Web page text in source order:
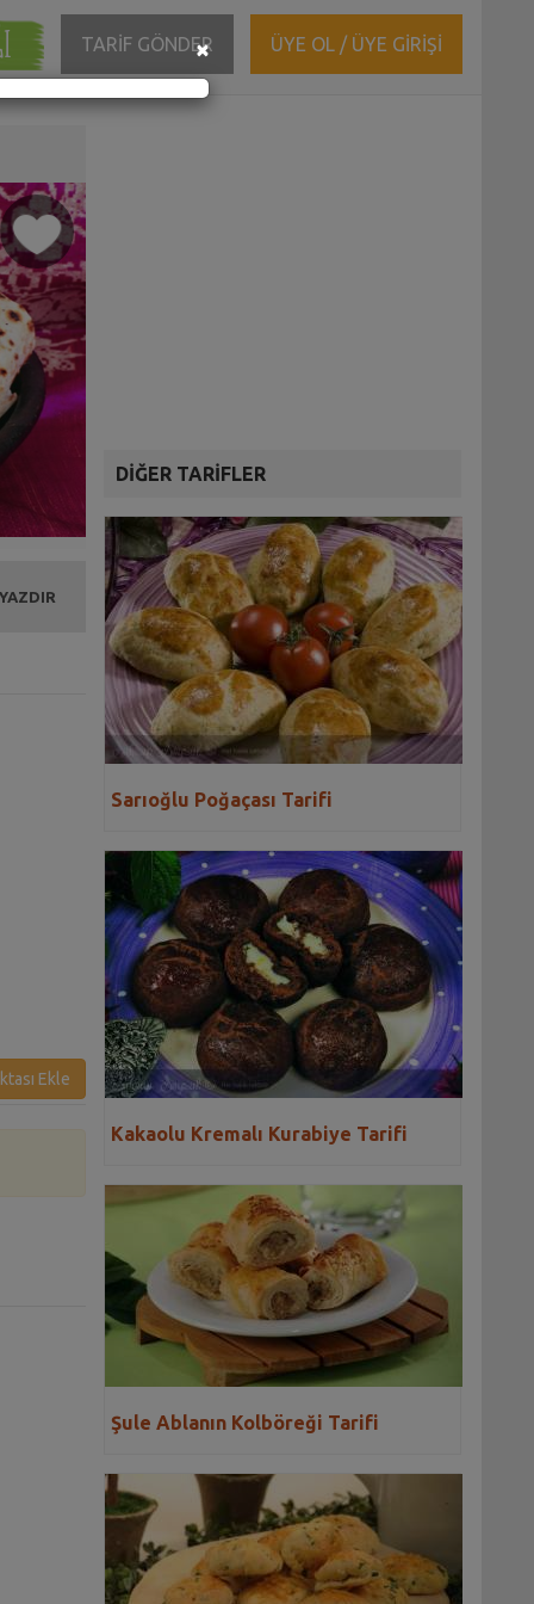
TARİF GÖNDER ÜYE OL / ÜYE GİRİŞİ
Ekle
DİĞER TARİFLER
Sarıoğlu Poğaçası Tarifi
Kakaolu Kremalı Kurabiye Tarifi
Şule Ablanın Kolböreği Tarifi
×Close